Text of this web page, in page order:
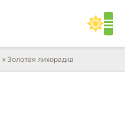
» Золотая лихорадка